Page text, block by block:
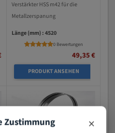
Verstärkter HSS m42 für die
Metallzerspanung
Länge (mm) : 4520
0 Bewertungen
49,35 €
PRODUKT ANSEHEN
Zustimmung ×